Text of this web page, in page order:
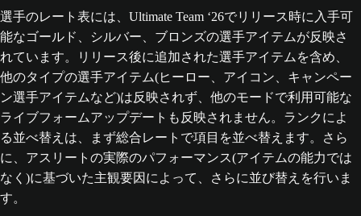
選手のレート表には、Ultimate Team ‘26でリリース時に入手可
能なゴールド、シルバー、ブロンズの選手アイテムが反映さ
れています。リリース後に追加された選手アイテムを含め、
他のタイプの選手アイテム(ヒーロー、アイコン、キャンペー
ン選手アイテムなど)は反映されず、他のモードで利用可能な
ライブフォームアップデートも反映されません。ランクによ
る並べ替えは、まず総合レートで項目を並べ替えます。さら
に、アスリートの実際のパフォーマンス(アイテムの能力では
なく)に基づいた主観要因によって、さらに並び替えを行いま
す。